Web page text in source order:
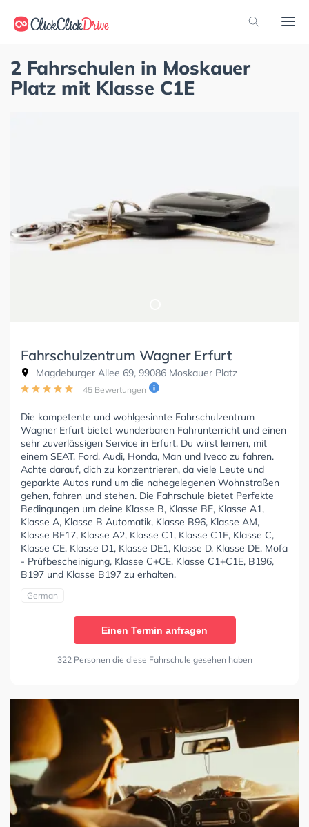
2 Fahrschulen in Moskauer
Platz mit Klasse C1E
Fahrschulzentrum Wagner Erfurt
Magdeburger Allee 69, 99086 Moskauer Platz
45 Bewertungen
Die kompetente und wohlgesinnte Fahrschulzentrum
Wagner Erfurt bietet wunderbaren Fahrunterricht und einen
sehr zuverlässigen Service in Erfurt. Du wirst lernen, mit
einem SEAT, Ford, Audi, Honda, Man und Iveco zu fahren.
Achte darauf, dich zu konzentrieren, da viele Leute und
geparkte Autos rund um die nahegelegenen Wohnstraßen
gehen, fahren und stehen. Die Fahrschule bietet Perfekte
Bedingungen um deine Klasse B, Klasse BE, Klasse A1,
Klasse A, Klasse B Automatik, Klasse B96, Klasse AM,
Klasse BF17, Klasse A2, Klasse C1, Klasse C1E, Klasse C,
Klasse CE, Klasse D1, Klasse DE1, Klasse D, Klasse DE, Mofa
- Prüfbescheinigung, Klasse C+CE, Klasse C1+C1E, B196,
B197 und Klasse B197 zu erhalten.
German
Einen Termin anfragen
322 Personen die diese Fahrschule gesehen haben